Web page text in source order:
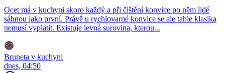
Ocet má v kuchyni skoro každý a při čištění konvice po něm lidé
sáhnou jako první. Právě u rychlovarné konvice se ale tahle klasika
nemusí vyplatit. Existuje levná surovina, kterou...
Bruneta v kuchyni
dnes, 04:50